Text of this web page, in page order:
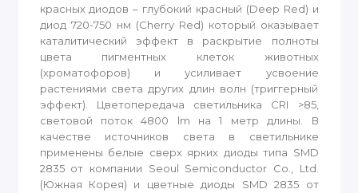
красных диодов – глубокий красный (Deep Red) и
диод 720-750 нм (Cherry Red) который оказывает
каталитический эффект в раскрытие полноты
цвета пигментных клеток животных
(хроматофоров) и усиливает усвоение
растениями света других длин волн (триггерный
эффект). Цветопередача светильника CRI >85,
световой поток 4800 lm на 1 метр длины. В
качестве источников света в светильнике
применены белые сверх ярких диоды типа SMD
2835 от компании Seoul Semiconductor Co., Ltd.
(Южная Корея) и цветные диоды SMD 2835 от